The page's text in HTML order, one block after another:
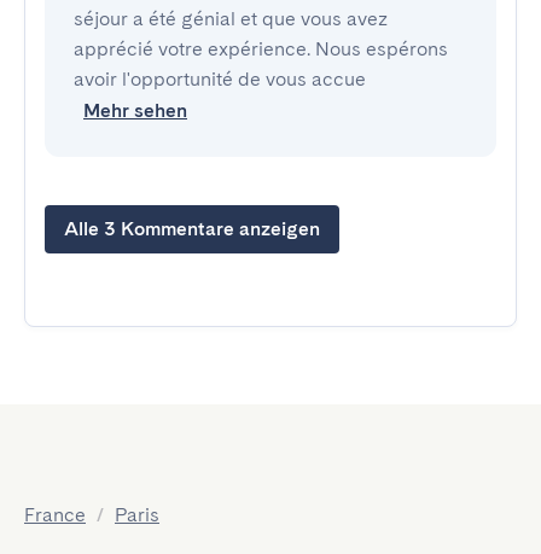
séjour a été génial et que vous avez
apprécié votre expérience. Nous espérons
avoir l'opportunité de vous accue
Mehr sehen
Alle 3 Kommentare anzeigen
France / Paris